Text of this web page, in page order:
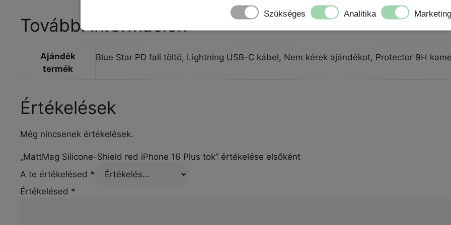
Szükséges Analitika Marketing
További információk
Ajándék
termék
Blue Star PD fali töltő, Lightning USB-C kábel, Nem kérek ajándékot, Protector 9H
Értékelések
Még nincsenek értékelések.
„MattMag Silicone-Shield red iPhone 16 Plus tok” értékelése elsőként
A te értékelésed *
Értékelésed *